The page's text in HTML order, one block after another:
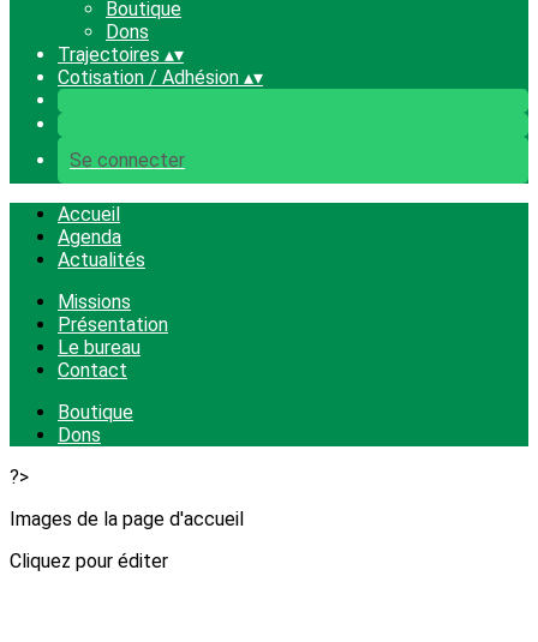
Boutique
Dons
Trajectoires ▴▾
Cotisation / Adhésion ▴▾
Se connecter
Accueil
Agenda
Actualités
Missions
Présentation
Le bureau
Contact
Boutique
Dons
?>
Images de la page d'accueil
Cliquez pour éditer